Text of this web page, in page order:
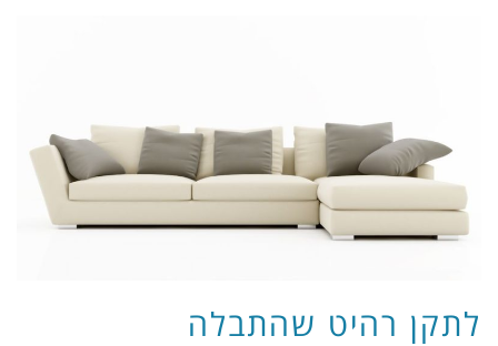
לתקן רהיט שהתבלה